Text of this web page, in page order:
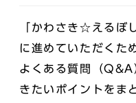
「かわさき☆えるぼ
に進めていただくた
よくある質問（Q&A
きたいポイントをま